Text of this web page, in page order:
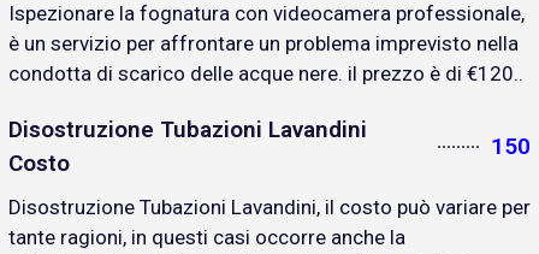
Ispezionare la fognatura con videocamera professionale,
è un servizio per affrontare un problema imprevisto nella
condotta di scarico delle acque nere. il prezzo è di €120..
Disostruzione Tubazioni Lavandini
Costo
150
Disostruzione Tubazioni Lavandini, il costo può variare per
tante ragioni, in questi casi occorre anche la